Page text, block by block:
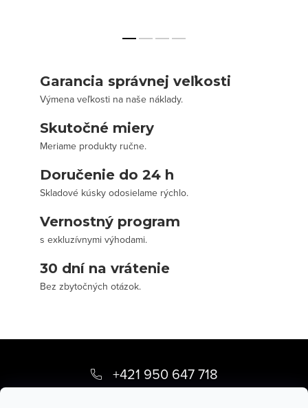
Garancia správnej veľkosti
Výmena veľkosti na naše náklady.
Skutočné miery
Meriame produkty ručne.
Doručenie do 24 h
Skladové kúsky odosielame rýchlo.
Vernostný program
s exkluzívnymi výhodami.
30 dní na vrátenie
Bez zbytočných otázok.
p
+421 950 647 718